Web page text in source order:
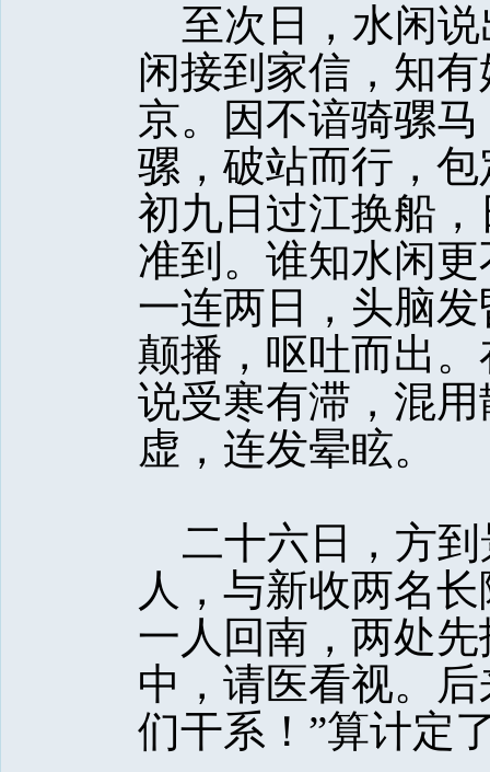
至次日，水闲说
闲接到家信，知
京。因不谙骑骡
骡，破站而行，
初九日过江换船
准到。谁知水闲
一连两日，头脑
颠播，呕吐而出
说受寒有滞，混
虚，连发晕眩。
二十六日，方到
人，与新收两名
一人回南，两处
中，请医看视。
们干系！”算计定